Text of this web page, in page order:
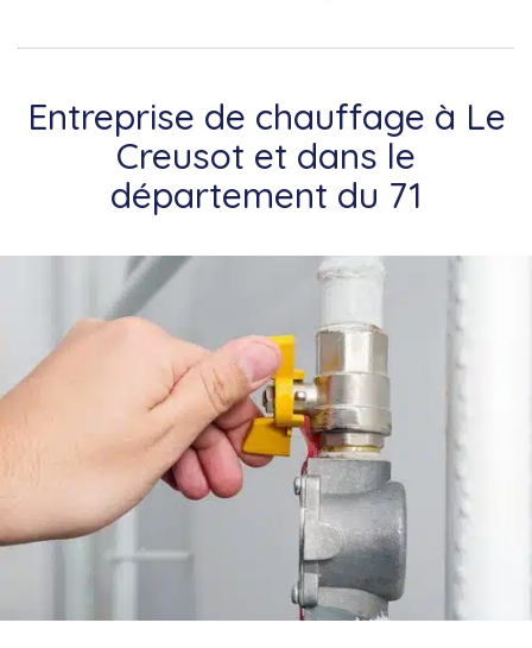
Entreprise de chauffage à Le
Creusot et dans le
département du 71